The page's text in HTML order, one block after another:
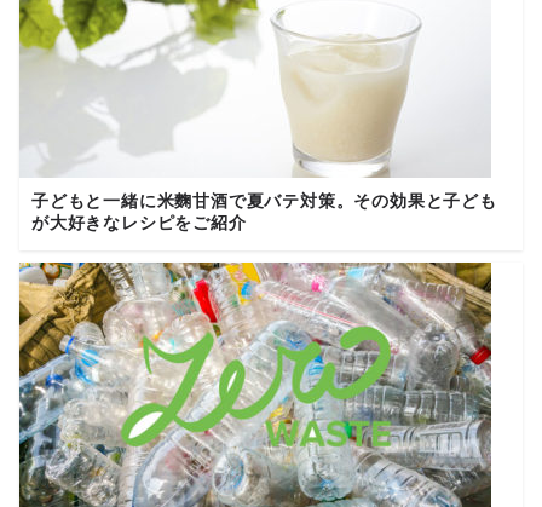
子どもと一緒に米麴甘酒で夏バテ対策。その効果と子ども
が大好きなレシピをご紹介